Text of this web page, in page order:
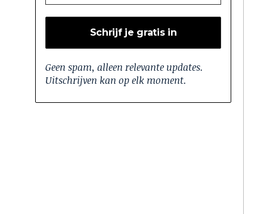
Geen spam, alleen relevante updates.
Uitschrijven kan op elk moment.